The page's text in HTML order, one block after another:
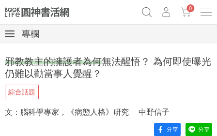
Netflix話題章魚小說！
0
專欄
邪教教主的擁護者為何無法醒悟？ 為何即使曝光
仍難以勸當事人覺醒？
綜合話題
文：腦科學專家，《病態人格》研究 中野信子